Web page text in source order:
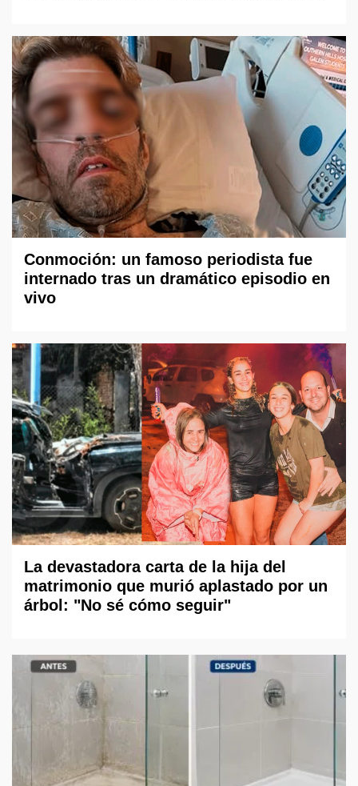
Conmoción: un famoso periodista fue
internado tras un dramático episodio en
vivo
La devastadora carta de la hija del
matrimonio que murió aplastado por un
árbol: "No sé cómo seguir"